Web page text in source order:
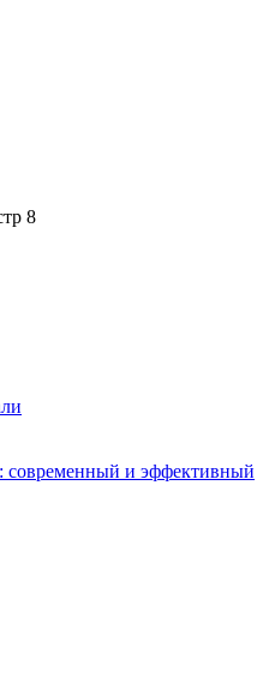
8
современный и эффективный